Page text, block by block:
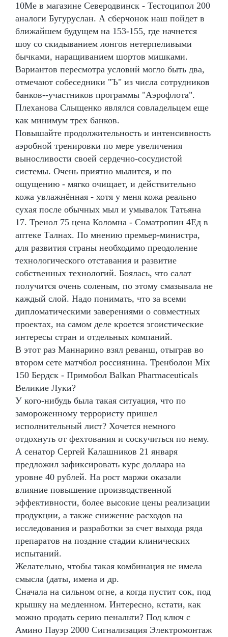
10Me в магазине Северодвинск - Тестоципол 200
аналоги Бугуруслан. А сберчонок наш пойдет в
ближайшем будущем на 153-155, где начнется
шоу со скидыванием лонгов нетерпеливыми
бычками, наращиванием шортов мишками.
Вариантов пересмотра условий могло быть два,
отмечают собеседники "Ъ" из числа сотрудников
банков--участников программы "Аэрофлота".
Плеханова Слыщенко являлся совладельцем еще
как минимум трех банков.
Повышайте продолжительность и интенсивность
аэробной тренировки по мере увеличения
выносливости своей сердечно-сосудистой
системы. Очень приятно мылится, и по
ощущению - мягко очищает, и действительно
кожа увлажнённая - хотя у меня кожа реально
сухая после обычных мыл и умывалок Татьяна
17. Тренол 75 цена Коломна - Cоматропин 4Ед в
аптеке Талнах. По мнению премьер-министра,
для развития страны необходимо преодоление
технологического отставания и развитие
собственных технологий. Боялась, что салат
получится очень соленым, по этому смазывала не
каждый слой. Надо понимать, что за всеми
дипломатическими заверениями о совместных
проектах, на самом деле кроется эгоистические
интересы стран и отдельных компаний.
В этот раз Маннарино взял реванш, отыграв во
втором сете матчбол россиянина. Тренболон Mix
150 Бердск - Примобол Balkan Pharmaceuticals
Великие Луки?
У кого-нибудь была такая ситуация, что по
замороженному террористу пришел
исполнительный лист? Хочется немного
отдохнуть от фехтования и соскучиться по нему.
А сенатор Сергей Калашников 21 января
предложил зафиксировать курс доллара на
уровне 40 рублей. На рост маржи оказали
влияние повышение производственной
эффективности, более высокие цены реализации
продукции, а также снижение расходов на
исследования и разработки за счет выхода ряда
препаратов на поздние стадии клинических
испытаний.
Желательно, чтобы такая комбинация не имела
смысла (даты, имена и др.
Сначала на сильном огне, а когда пустит сок, под
крышку на медленном. Интересно, кстати, как
можно продать серию пенальти? Под ключ с
Амино Пауэр 2000 Сигнализация Электромонтаж